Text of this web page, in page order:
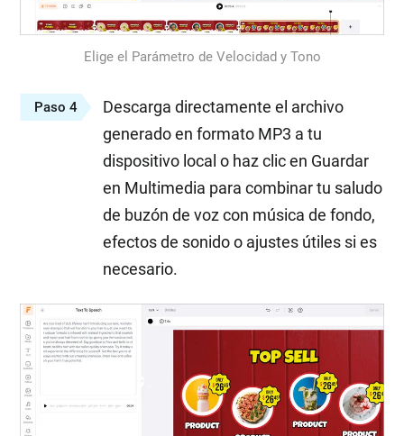
Elige el Parámetro de Velocidad y Tono
Paso 4
Descarga directamente el archivo
generado en formato MP3 a tu
dispositivo local o haz clic en Guardar
en Multimedia para combinar tu saludo
de buzón de voz con música de fondo,
efectos de sonido o ajustes útiles si es
necesario.